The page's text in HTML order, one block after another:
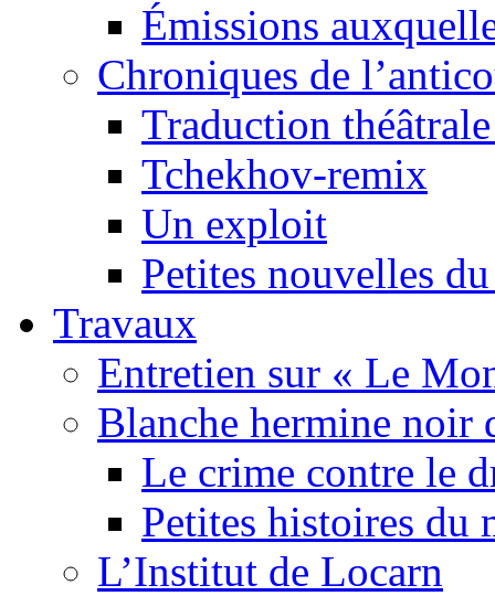
Émissions
Chroniques de
Traduction
Tchekhov-remix
Un exploit
Petites nouvelles
Travaux
Entretien sur « Le
Blanche hermine noir
Le crime contre le
Petites histoires du
L’Institut de Locarn